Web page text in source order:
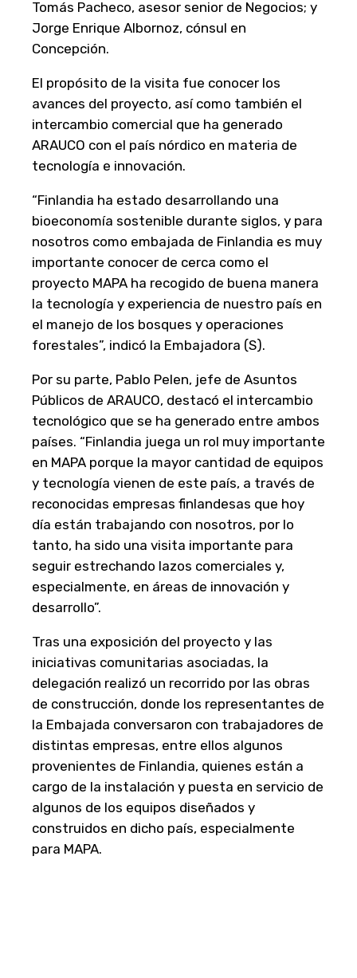
Tomás Pacheco, asesor senior de Negocios; y
Jorge Enrique Albornoz, cónsul en
Concepción.
El propósito de la visita fue conocer los
avances del proyecto, así como también el
intercambio comercial que ha generado
ARAUCO con el país nórdico en materia de
tecnología e innovación.
“Finlandia ha estado desarrollando una
bioeconomía sostenible durante siglos, y para
nosotros como embajada de Finlandia es muy
importante conocer de cerca como el
proyecto MAPA ha recogido de buena manera
la tecnología y experiencia de nuestro país en
el manejo de los bosques y operaciones
forestales”, indicó la Embajadora (S).
Por su parte, Pablo Pelen, jefe de Asuntos
Públicos de ARAUCO, destacó el intercambio
tecnológico que se ha generado entre ambos
países. “Finlandia juega un rol muy importante
en MAPA porque la mayor cantidad de equipos
y tecnología vienen de este país, a través de
reconocidas empresas finlandesas que hoy
día están trabajando con nosotros, por lo
tanto, ha sido una visita importante para
seguir estrechando lazos comerciales y,
especialmente, en áreas de innovación y
desarrollo”.
Tras una exposición del proyecto y las
iniciativas comunitarias asociadas, la
delegación realizó un recorrido por las obras
de construcción, donde los representantes de
la Embajada conversaron con trabajadores de
distintas empresas, entre ellos algunos
provenientes de Finlandia, quienes están a
cargo de la instalación y puesta en servicio de
algunos de los equipos diseñados y
construidos en dicho país, especialmente
para MAPA.